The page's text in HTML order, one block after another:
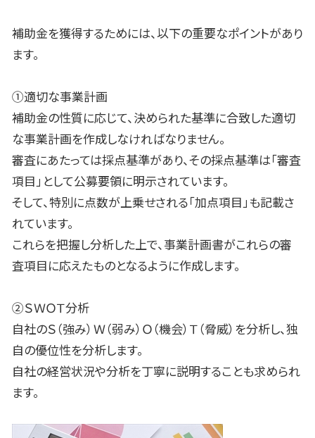
補助金を獲得するためには、以下の重要なポイントがあり
ます。
①適切な事業計画
補助金の性質に応じて、決められた基準に合致した適切
な事業計画を作成しなければなりません。
審査にあたっては採点基準があり、その採点基準は「審査
項目」として公募要領に明示されています。
そして、特別に点数が上乗せされる「加点項目」も記載さ
れています。
これらを把握し分析した上で、事業計画書がこれらの審
査項目に応えたものとなるように作成します。
②ＳＷＯＴ分析
自社のＳ（強み）Ｗ（弱み）Ｏ（機会）Ｔ（脅威）を分析し、独
自の優位性を分析します。
自社の経営状況や分析を丁寧に説明することも求められ
ます。